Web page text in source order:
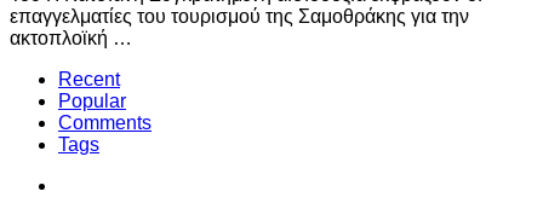
επαγγελματίες του τουρισμού της Σαμοθράκης για την
ακτοπλοϊκή …
Recent
Popular
Comments
Tags